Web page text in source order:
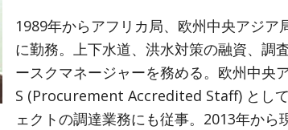
1989年からアフリカ局、欧州中央アジア
に勤務。上下水道、洪水対策の融資、調
ースクマネージャーを務める。欧州中央
S (Procurement Accredited Staff) とし
ェクトの調達業務にも従事。2013年から